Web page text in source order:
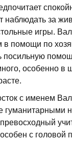
за
игры.
в помощи по
посильную
особенно в
с именем
гуманитарными
с головой